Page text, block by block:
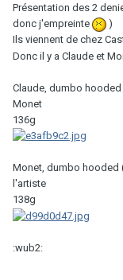
Présentation des 2
donc j'empreinte
)
Ils viennent de chez
Donc il y a Claude et
Claude, dumbo
Monet
136g
Monet, dumbo hooded
l'artiste
138g
:wub2: